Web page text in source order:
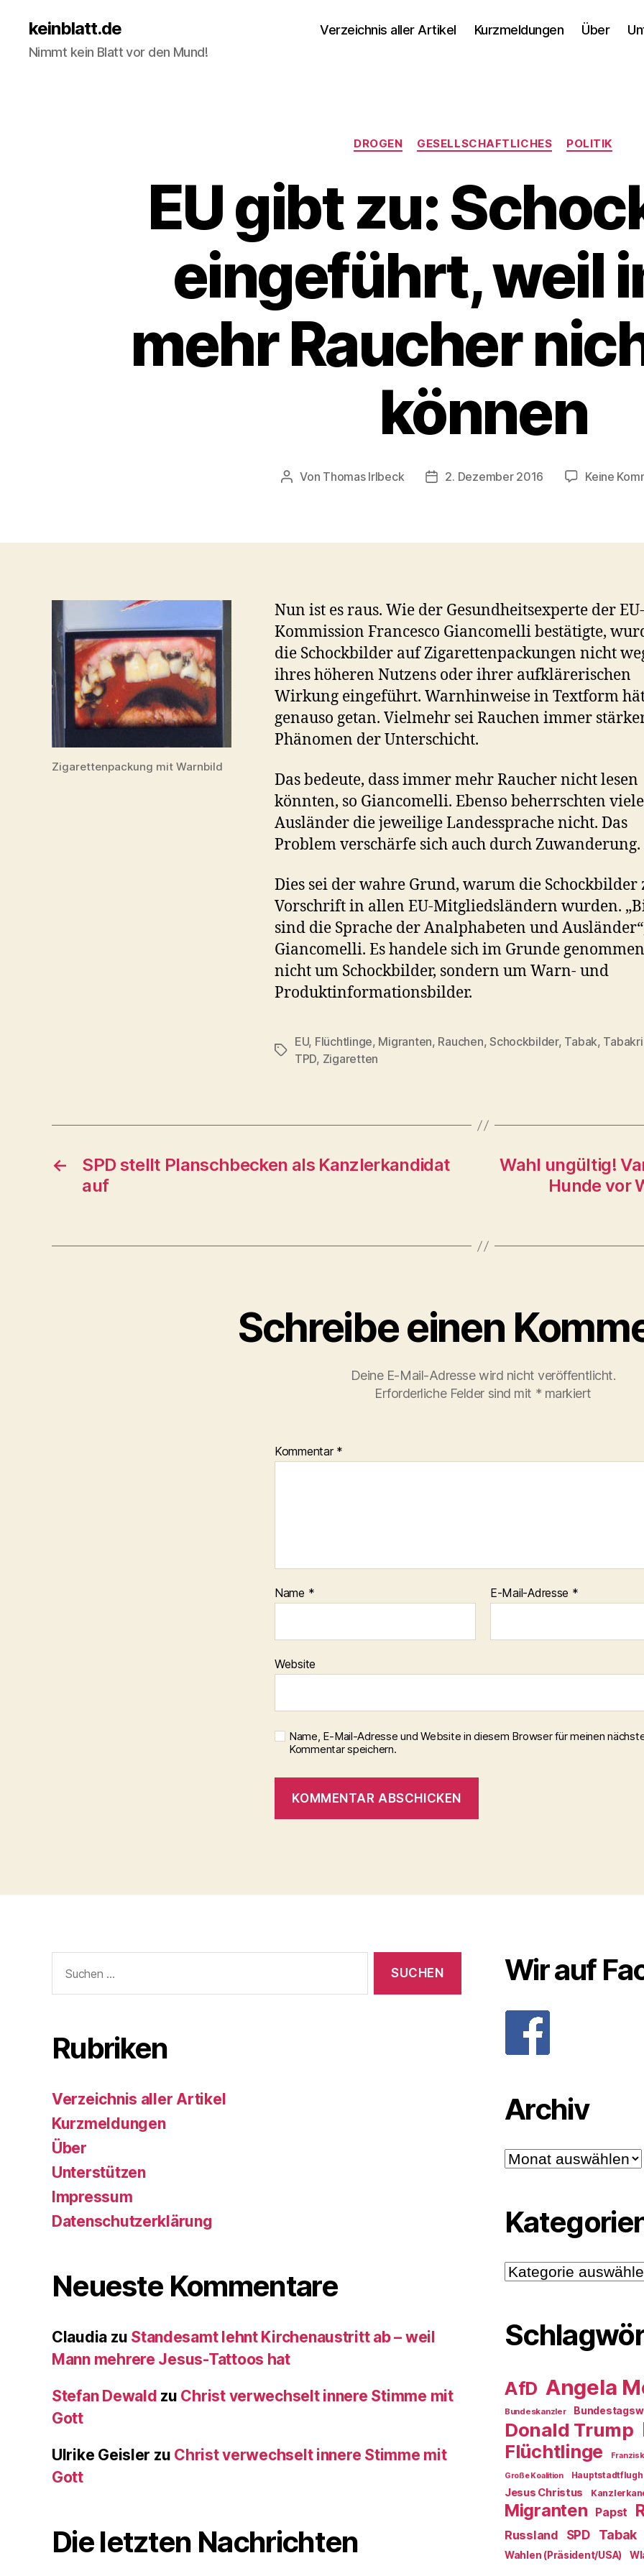
keinblatt.de
Nimmt kein Blatt vor den Mund!
Verzeichnis aller Artikel Kurzmeldungen Über
Kategorien
DROGEN GESELLSCHAFTLICHES POLITIK
EU gibt zu:
eingeführt, weil
mehr Raucher
können
Beitragsautor
Von Thomas Irlbeck Veröffentlichungsdatum
2. Dezember 2016 Keine
Zigarettenpackung mit Warnbild
Nun ist es raus. Wie der Gesundheitsexperte der EU-
Kommission Francesco Giancomelli bestätigte,
die Schockbilder auf Zigarettenpackungen nicht
ihres höheren Nutzens oder ihrer aufklärerischen
Wirkung eingeführt. Warnhinweise in Textform
genauso getan. Vielmehr sei Rauchen immer
Phänomen der Unterschicht.
Das bedeute, dass immer mehr Raucher nicht lesen
könnten, so Giancomelli. Ebenso beherrschten viele
Ausländer die jeweilige Landessprache nicht. Das
Problem verschärfe sich auch durch Zuwanderung.
Dies sei der wahre Grund, warum die Schockbilder
Vorschrift in allen EU-Mitgliedsländern wurden.
sind die Sprache der Analphabeten und
Giancomelli. Es handele sich im Grunde
nicht um Schockbilder, sondern um Warn- und
Produktinformationsbilder.
Schlagwörter
EU, Flüchtlinge, Migranten, Rauchen,Schockbilder, Tabak,
TPD, Zigaretten
←
SPD stellt Planschbecken als Kanzlerkandidat
auf
Wahl ungültig!
Hunde vor
Schreibe einen
Deine E-Mail-Adresse wird nicht veröffentlicht.
Erforderliche Felder sind mit * markiert
Kommentar *
Name * E-Mail-Adresse *
Website
Name, E-Mail-Adresse und Website in diesem Browser für meinen
Kommentar speichern.
nach:
Rubriken
Verzeichnis aller Artikel
Kurzmeldungen
Über
Unterstützen
Impressum
Datenschutzerklärung
Neueste Kommentare
Claudia zu Standesamt lehnt Kirchenaustritt ab – weil
Mann mehrere Jesus-Tattoos hat
Stefan Dewald zu Christ verwechselt innere Stimme mit
Gott
Ulrike Geisler zu Christ verwechselt innere Stimme mit
Gott
Die letzten Nachrichten
Wir auf
Archiv
Archiv
Kategorien
AfD Angela
Bundeskanzler
Donald Trump
Flüchtlinge
Große Koalition
Jesus Christus
Migranten Papst
Russland SPD Tabak
Wahlen (Präsident/USA)